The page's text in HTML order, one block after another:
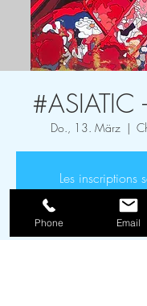
#ASIATIC
Do., 13. März
  |
Les inscriptions
Voir d'autres
Phone Email